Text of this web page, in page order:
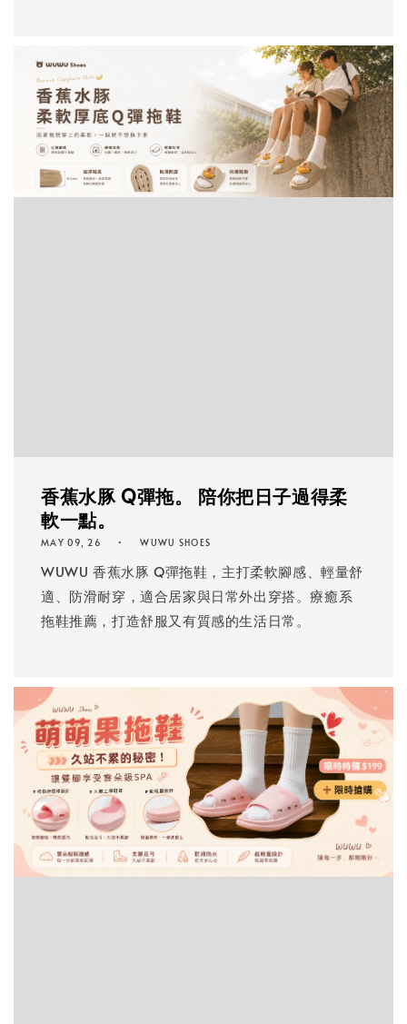
香蕉水豚 Q彈拖。 陪你把日子過得柔
軟一點。
MAY 09, 26 WUWU SHOES
WUWU 香蕉水豚 Q彈拖鞋，主打柔軟腳感、輕量舒
適、防滑耐穿，適合居家與日常外出穿搭。療癒系
拖鞋推薦，打造舒服又有質感的生活日常。